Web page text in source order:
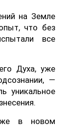
на Земле
что без
все
Духа, уже
—
уникальное
в новом